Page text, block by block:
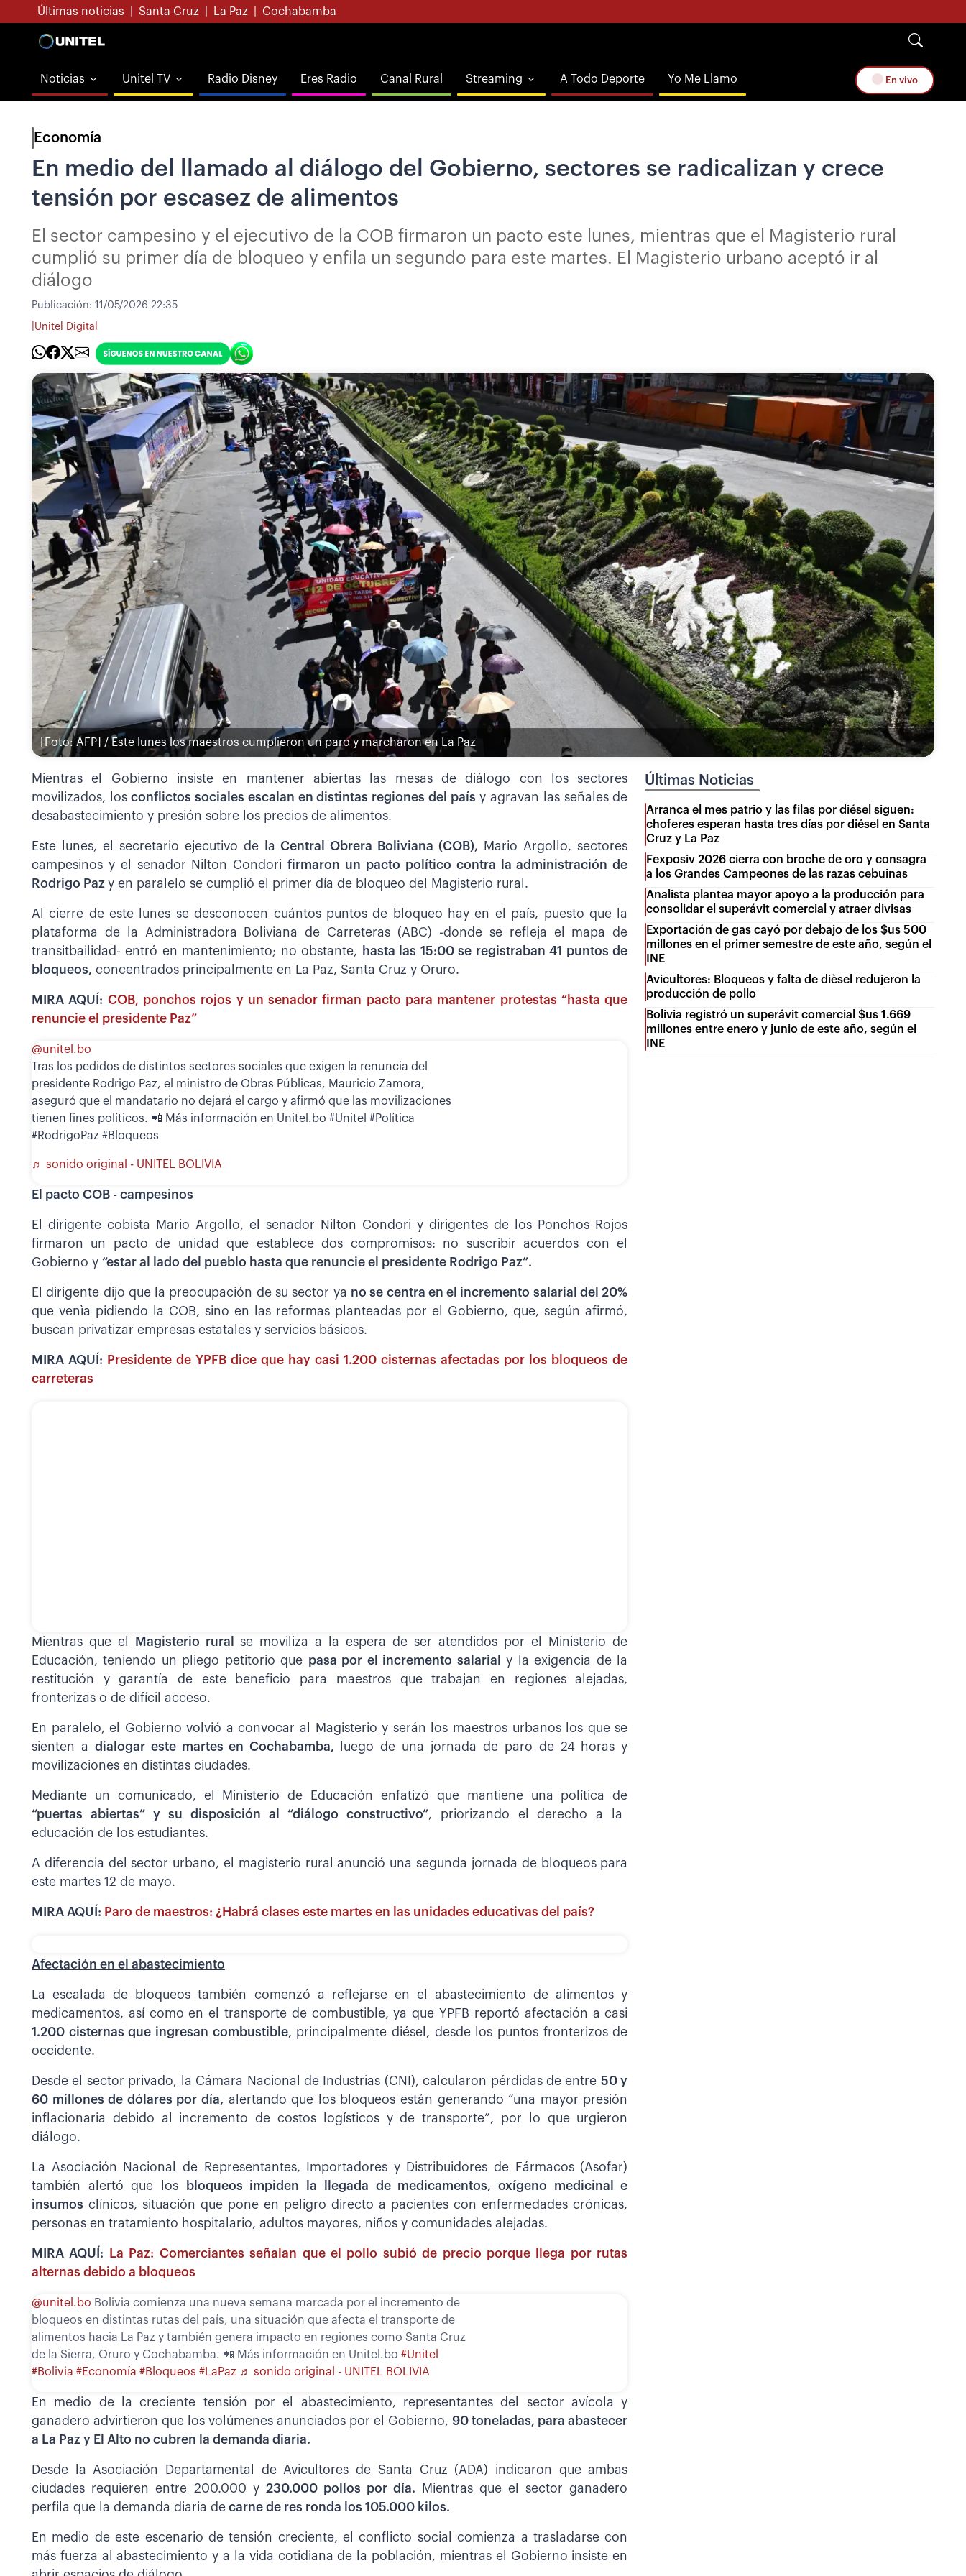
Últimas noticias Santa Cruz La Paz Cochabamba
Noticias Unitel TV Radio Disney Eres Radio Canal Rural Streaming A Todo Deporte Yo Me Llamo En vivo
Economía
En medio del llamado al diálogo del Gobierno, sectores se radicalizan y crece
tensión por escasez de alimentos
El sector campesino y el ejecutivo de la COB firmaron un pacto este lunes, mientras que el Magisterio rural
cumplió su primer día de bloqueo y enfila un segundo para este martes. El Magisterio urbano aceptó ir al
diálogo
Publicación: 11/05/2026 22:35
Unitel Digital
[Foto: AFP] / Este lunes los maestros cumplieron un paro y marcharon en La Paz
Mientras el Gobierno insiste en mantener abiertas las mesas de diálogo con los sectores
movilizados, losconflictos sociales escalan en distintas regiones del país y agravan las señales de
desabastecimiento y presión sobre los precios de alimentos.
Este lunes, el secretario ejecutivo de la Central Obrera Boliviana (COB), Mario Argollo, sectores
campesinos y el senador Nilton Condorifirmaron un pacto político contra la administración de
Rodrigo Paz y en paralelo se cumplió el primer día de bloqueo del Magisterio rural.
Al cierre de este lunes se desconocen cuántos puntos de bloqueo hay en el país, puesto que la
plataforma de la Administradora Boliviana de Carreteras (ABC) -donde se refleja el mapa de
transitbailidad- entró en mantenimiento; no obstante,
hasta las 15:00 se registraban 41 puntos de
bloqueos, concentrados principalmente en La Paz, Santa Cruz y Oruro.
MIRA AQUÍ: COB, ponchos rojos y un senador firman pacto para mantener protestas “hasta que
renuncie el presidente Paz”
@unitel.bo
Tras los pedidos de distintos sectores sociales que exigen la renuncia del
presidente Rodrigo Paz, el ministro de Obras Públicas, Mauricio Zamora,
aseguró que el mandatario no dejará el cargo y afirmó que las movilizaciones
tienen fines políticos. 📲 Más información en Unitel.bo #Unitel #Política
#RodrigoPaz #Bloqueos
♬ sonido original - UNITEL BOLIVIA
El pacto COB - campesinos
El dirigente cobista Mario Argollo, el senador Nilton Condori y dirigentes de los Ponchos Rojos
firmaron un pacto de unidad que establece dos compromisos: no suscribir acuerdos con el
Gobierno y “estar al lado del pueblo hasta que renuncie el presidente Rodrigo Paz”.
El dirigente dijo que la preocupación de su sector ya no se centra en el incremento salarial del 20%
que venìa pidiendo la COB, sino en las reformas planteadas por el Gobierno, que, según afirmó,
buscan privatizar empresas estatales y servicios básicos.
MIRA AQUÍ: Presidente de YPFB dice que hay casi 1.200 cisternas afectadas por los bloqueos de
carreteras
Mientras que el Magisterio ruralse moviliza a la espera de ser atendidos por el Ministerio de
Educación, teniendo un pliego petitorio que pasa por el incremento salarial
y la exigencia de la
restitución y garantía de este beneficio para maestros que trabajan en regiones alejadas,
fronterizas o de difícil acceso.
En paralelo, el Gobierno volvió a convocar al Magisterio y serán los maestros urbanos los que se
sienten a dialogar este martes en Cochabamba,
luego de una jornada de paro de 24 horas y
movilizaciones en distintas ciudades.
Mediante un comunicado, el Ministerio de Educación enfatizó que mantiene una política de
“puertas abiertas” y su disposición al “diálogo constructivo”, priorizando el derecho a la
educación de los estudiantes.
A diferencia del sector urbano, el magisterio rural anunció una segunda jornada de bloqueos para
este martes 12 de mayo.
MIRA AQUÍ: Paro de maestros: ¿Habrá clases este martes en las unidades educativas del país?
Afectación en el abastecimiento
La escalada de bloqueos también comenzó a reflejarse en el abastecimiento de alimentos y
medicamentos, así como en el transporte de combustible, ya que YPFB reportó afectación a casi
1.200 cisternas que ingresan combustible, principalmente diésel, desde los puntos fronterizos de
occidente.
Desde el sector privado, la Cámara Nacional de Industrias (CNI), calcularon pérdidas de entre 50 y
60 millones de dólares por día, alertando que los bloqueos están generando “una mayor presión
inflacionaria debido al incremento de costos logísticos y de transporte”, por lo que urgieron
diálogo.
La Asociación Nacional de Representantes, Importadores y Distribuidores de Fármacos (Asofar)
también alertó que los
bloqueos impiden la llegada de medicamentos, oxígeno medicinal e
insumos clínicos, situación que pone en peligro directo a pacientes con enfermedades crónicas,
personas en tratamiento hospitalario, adultos mayores, niños y comunidades alejadas.
MIRA AQUÍ:
La Paz: Comerciantes señalan que el pollo subió de precio porque llega por rutas
alternas debido a bloqueos
@unitel.bo Bolivia comienza una nueva semana marcada por el incremento de
bloqueos en distintas rutas del país, una situación que afecta el transporte de
alimentos hacia La Paz y también genera impacto en regiones como Santa Cruz
de la Sierra, Oruro y Cochabamba. 📲 Más información en Unitel.bo #Unitel
#Bolivia #Economía #Bloqueos #LaPaz ♬ sonido original - UNITEL BOLIVIA
En medio de la creciente tensión por el abastecimiento, representantes del sector avícola y
ganadero advirtieron que los volúmenes anunciados por el Gobierno,90 toneladas, para abastecer
a La Paz y El Alto no cubren la demanda diaria.
Desde la Asociación Departamental de Avicultores de Santa Cruz (ADA) indicaron que ambas
ciudades requieren entre 200.000 y 230.000 pollos por día.
Mientras que el sector ganadero
perfila que la demanda diaria de carne de res ronda los 105.000 kilos.
En medio de este escenario de tensión creciente, el conflicto social comienza a trasladarse con
más fuerza al abastecimiento y a la vida cotidiana de la población, mientras el Gobierno insiste en
Últimas Noticias
Arranca el mes patrio y las filas por diésel siguen:
choferes esperan hasta tres días por diésel en Santa
Cruz y La Paz
Fexposiv 2026 cierra con broche de oro y consagra
a los Grandes Campeones de las razas cebuinas
Analista plantea mayor apoyo a la producción para
consolidar el superávit comercial y atraer divisas
Exportación de gas cayó por debajo de los $us 500
millones en el primer semestre de este año, según el
INE
Avicultores: Bloqueos y falta de dièsel redujeron la
producción de pollo
Bolivia registró un superávit comercial $us 1.669
millones entre enero y junio de este año, según el
INE